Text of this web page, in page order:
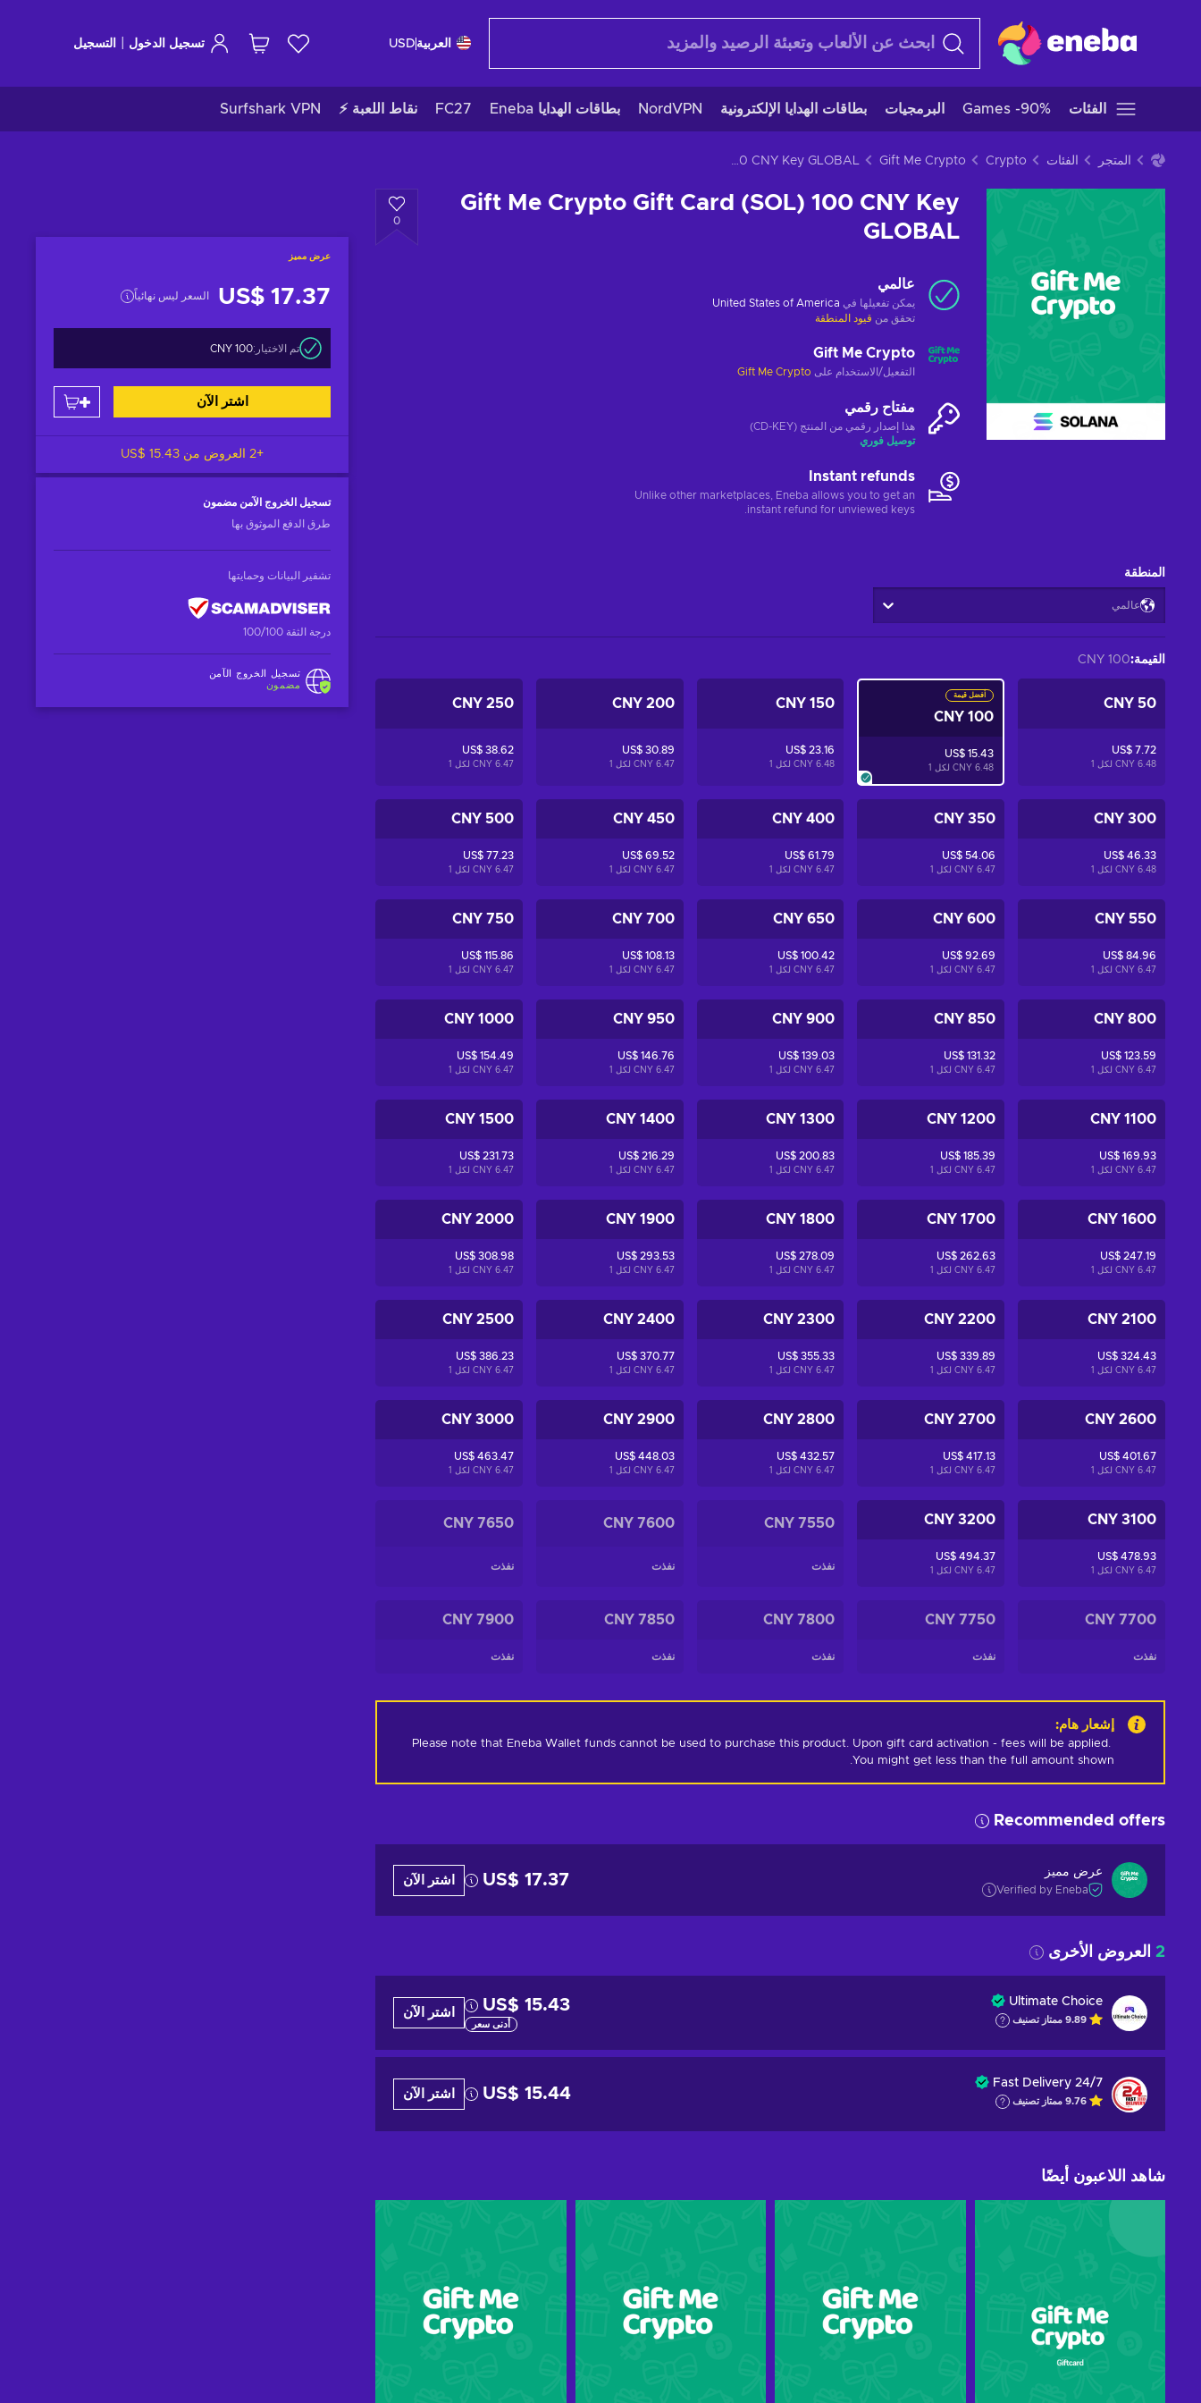
العربية USD تسجيل الدخول التسجيل
الفئات Games -90% البرمجيات بطاقات الهدايا الإلكترونية NordVPN بطاقات الهدايا Eneba FC27 نقاط اللعبة ⚡ Surfshark VPN
المتجر الفئات Crypto
Gift Me Crypto
Gift Me Crypto Gift Card (SOL) 100 CNY Key GLOBAL
Gift Me Crypto Gift Card (SOL) 100 CNY Key
GLOBAL
0
عرض مميز
US$ 17.37 السعر ليس نهائياً
تم الاختيار:100 CNY
اشتر الآن
+2 العروض من US$ 15.43
تسجيل الخروج الآمن مضمون
طرق الدفع الموثوق بها
تشفير البيانات وحمايتها
درجة الثقة 100/100
تسجيل الخروج الآمن
مضمون
عالمي
يمكن تفعيلها في United States of America
تحقق من قيود المنطقة
Gift Me Crypto
التفعيل/الاستخدام على Gift Me Crypto
مفتاح رقمي
هذا إصدار رقمي من المنتج (CD-KEY)
توصيل فوري
Instant refunds
Unlike other marketplaces, Eneba allows you to get an
instant refund for unviewed keys.
المنطقة
عالمي
القيمة:
100 CNY
50 CNY
US$ 7.72
6.48 CNY لكل 1
أفضل قيمة
100 CNY
US$ 15.43
6.48 CNY لكل 1
150 CNY
US$ 23.16
6.48 CNY لكل 1
200 CNY
US$ 30.89
6.47 CNY لكل 1
250 CNY
US$ 38.62
6.47 CNY لكل 1
300 CNY
US$ 46.33
6.48 CNY لكل 1
350 CNY
US$ 54.06
6.47 CNY لكل 1
400 CNY
US$ 61.79
6.47 CNY لكل 1
450 CNY
US$ 69.52
6.47 CNY لكل 1
500 CNY
US$ 77.23
6.47 CNY لكل 1
550 CNY
US$ 84.96
6.47 CNY لكل 1
600 CNY
US$ 92.69
6.47 CNY لكل 1
650 CNY
US$ 100.42
6.47 CNY لكل 1
700 CNY
US$ 108.13
6.47 CNY لكل 1
750 CNY
US$ 115.86
6.47 CNY لكل 1
800 CNY
US$ 123.59
6.47 CNY لكل 1
850 CNY
US$ 131.32
6.47 CNY لكل 1
900 CNY
US$ 139.03
6.47 CNY لكل 1
950 CNY
US$ 146.76
6.47 CNY لكل 1
1000 CNY
US$ 154.49
6.47 CNY لكل 1
1100 CNY
US$ 169.93
6.47 CNY لكل 1
1200 CNY
US$ 185.39
6.47 CNY لكل 1
1300 CNY
US$ 200.83
6.47 CNY لكل 1
1400 CNY
US$ 216.29
6.47 CNY لكل 1
1500 CNY
US$ 231.73
6.47 CNY لكل 1
1600 CNY
US$ 247.19
6.47 CNY لكل 1
1700 CNY
US$ 262.63
6.47 CNY لكل 1
1800 CNY
US$ 278.09
6.47 CNY لكل 1
1900 CNY
US$ 293.53
6.47 CNY لكل 1
2000 CNY
US$ 308.98
6.47 CNY لكل 1
2100 CNY
US$ 324.43
6.47 CNY لكل 1
2200 CNY
US$ 339.89
6.47 CNY لكل 1
2300 CNY
US$ 355.33
6.47 CNY لكل 1
2400 CNY
US$ 370.77
6.47 CNY لكل 1
2500 CNY
US$ 386.23
6.47 CNY لكل 1
2600 CNY
US$ 401.67
6.47 CNY لكل 1
2700 CNY
US$ 417.13
6.47 CNY لكل 1
2800 CNY
US$ 432.57
6.47 CNY لكل 1
2900 CNY
US$ 448.03
6.47 CNY لكل 1
3000 CNY
US$ 463.47
6.47 CNY لكل 1
3100 CNY
US$ 478.93
6.47 CNY لكل 1
3200 CNY
US$ 494.37
6.47 CNY لكل 1
7550 CNY
نفذت
7600 CNY
نفذت
7650 CNY
نفذت
7700 CNY
نفذت
7750 CNY
نفذت
7800 CNY
نفذت
7850 CNY
نفذت
7900 CNY
نفذت
إشعار هام:
Please note that Eneba Wallet funds cannot be used to purchase this product. Upon gift card activation - fees will be applied.
You might get less than the full amount shown.
Recommended offers
عرض مميز
Verified by Eneba
US$ 17.37 اشتر الآن
2 العروض الأخرى
Ultimate Choice
9.89 ممتاز تصنيف
US$ 15.43
أدنى سعر
اشتر الآن
Fast Delivery 24/7
9.76 ممتاز تصنيف US$ 15.44 اشتر الآن
شاهد اللاعبون أيضًا